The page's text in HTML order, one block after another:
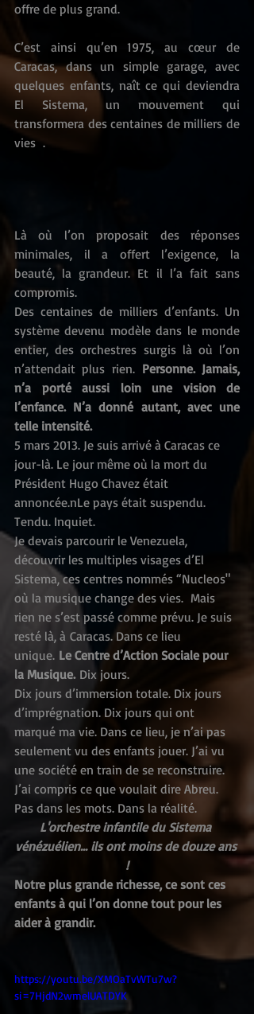
offre de plus grand.
C’est ainsi qu’en 1975, au cœur de
Caracas, dans un simple garage, avec
quelques enfants, naît ce qui deviendra
El Sistema, un mouvement qui
transformera des centaines de milliers de
vies  .
Là où l’on proposait des réponses
minimales, il a offert l’exigence, la
beauté, la grandeur. Et il l’a fait sans
compromis.
Des centaines de milliers d’enfants. Un
système devenu modèle dans le monde
entier, des orchestres surgis là où l’on
n’attendait plus rien. Personne. Jamais,
n’a porté aussi loin une vision de
l’enfance. N’a donné autant, avec une
telle intensité.
5 mars 2013. Je suis arrivé à Caracas ce
jour-là. Le jour même où la mort du
Président Hugo Chavez était
annoncée.nLe pays était suspendu.
Tendu. Inquiet.
Je devais parcourir le Venezuela,
découvrir les multiples visages d’El
Sistema, ces centres nommés “Nucleos"
où la musique change des vies.  Mais
rien ne s’est passé comme prévu. Je suis
resté là, à Caracas. Dans ce lieu
unique. Le Centre d’Action Sociale pour
la Musique. Dix jours.
Dix jours d’immersion totale. Dix jours
d’imprégnation. Dix jours qui ont
marqué ma vie. Dans ce lieu, je n’ai pas
seulement vu des enfants jouer. J’ai vu
une société en train de se reconstruire.
J’ai compris ce que voulait dire Abreu.
Pas dans les mots. Dans la réalité.
L'orchestre infantile du Sistema
vénézuélien... ils ont moins de douze ans
!
Notre plus grande richesse, ce sont ces
enfants à qui l’on donne tout pour les
aider à grandir.
https://youtu.be/XMOaTvWTu7w?
si=7HjdN2wmelUATDYK